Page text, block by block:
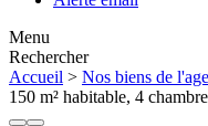
Menu
Rechercher
Accueil > Nos biens de
150 m² habitable, 4